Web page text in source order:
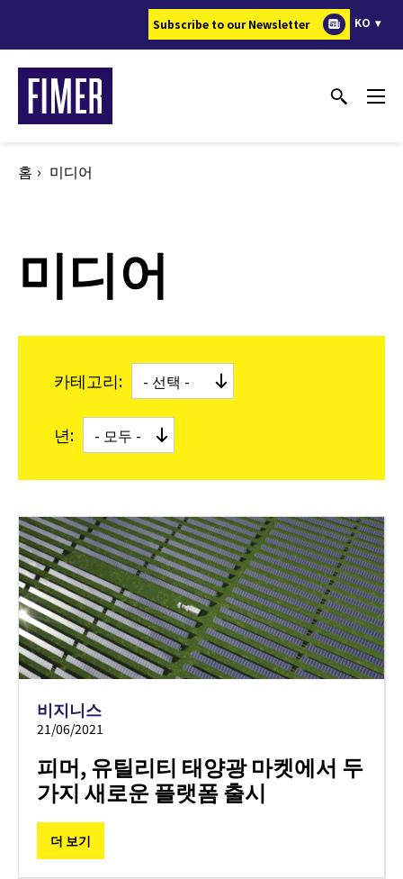
Subscribe to our Newsletter KO
홈 미디어
미디어
카테고리:
년:
비지니스
21/06/2021
피머, 유틸리티 태양광 마켓에서 두
가지 새로운 플랫폼 출시
더 보기